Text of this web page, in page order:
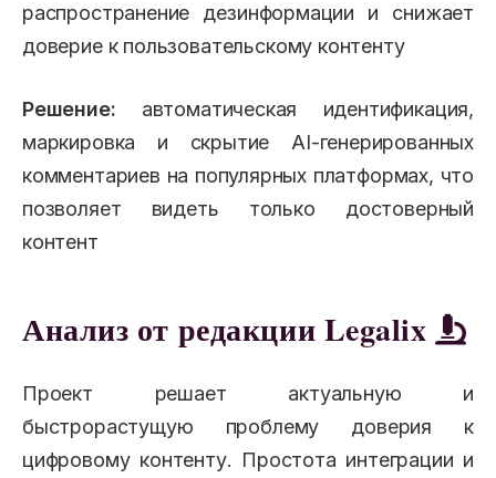
распространение дезинформации и снижает
доверие к пользовательскому контенту
Решение: автоматическая идентификация,
маркировка и скрытие AI-генерированных
комментариев на популярных платформах, что
позволяет видеть только достоверный
контент
Анализ от редакции Legalix
Проект решает актуальную и
быстрорастущую проблему доверия к
цифровому контенту. Простота интеграции и